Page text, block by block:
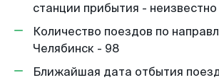
станции прибытия - неизвестно
Количество поездов по
Челябинск - 98
Ближайшая дата отбытия